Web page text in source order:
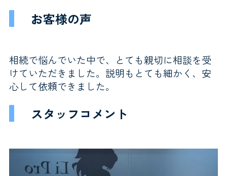
お客様の声
相続で悩んでいた中で、とても親切に相談を受
けていただきました。説明もとても細かく、安
心して依頼できました。
スタッフコメント